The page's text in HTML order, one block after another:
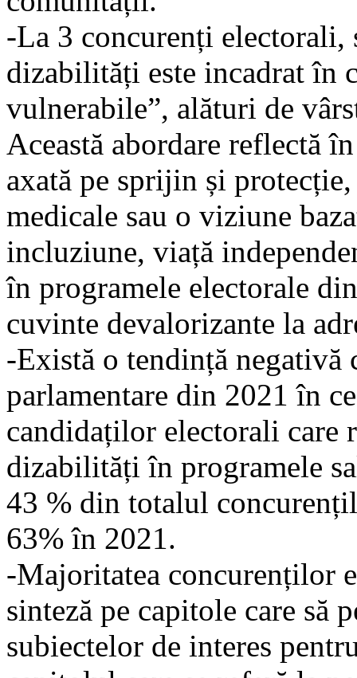
-La 3 concurenți electorali,
dizabilități este incadrat în
vulnerabile”, alături de
Această abordare reflectă
axată pe sprijin și
medicale sau o viziune
incluziune, viață
în programele electorale
cuvinte devalorizante la
-Există o tendință negativă
parlamentare din 2021 în
candidaților electorali care
dizabilități în programele
43 % din totalul
63% în 2021.
-Majoritatea concurenților
sinteză pe capitole care să
subiectelor de interes